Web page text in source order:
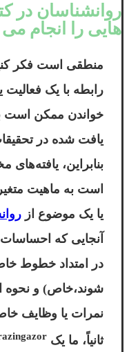
روانشناسان در
هایی را انجام
منطقی است فکر
رابطه با یک
خواندن ممکن است به
یافت شده در
بنابراین،
است به ماهیت
یا یک موضوع از
آنجایی که
در امتداد خطوط
شوند،خاص) و نحوه
نمرات یا وظایف
ثانیاً، ما یک